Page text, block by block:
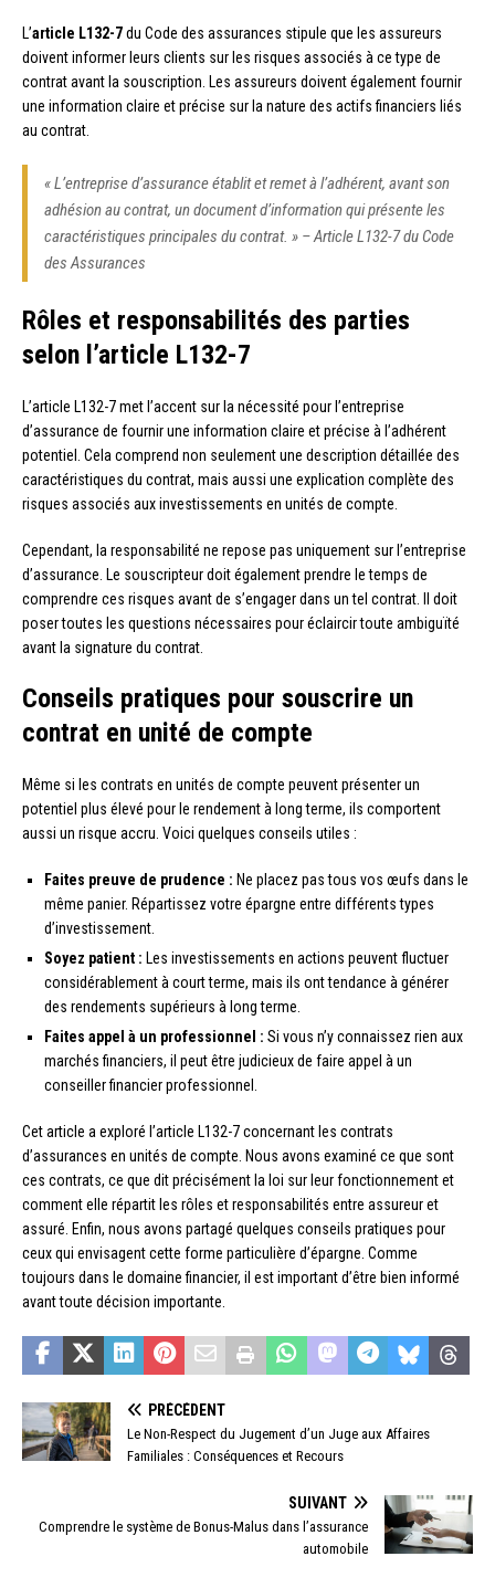
L’article L132-7du Code des assurances stipule que les assureurs
doivent informer leurs clients sur les risques associés à ce type de
contrat avant la souscription. Les assureurs doivent également fournir
une information claire et précise sur la nature des actifs financiers liés
au contrat.
« L’entreprise d’assurance établit et remet à l’adhérent, avant son
adhésion au contrat, un document d’information qui présente les
caractéristiques principales du contrat. » – Article L132-7 du Code
des Assurances
Rôles et responsabilités des parties
selon l’article L132-7
L’article L132-7 met l’accent sur la nécessité pour l’entreprise
d’assurance de fournir une information claire et précise à l’adhérent
potentiel. Cela comprend non seulement une description détaillée des
caractéristiques du contrat, mais aussi une explication complète des
risques associés aux investissements en unités de compte.
Cependant, la responsabilité ne repose pas uniquement sur l’entreprise
d’assurance. Le souscripteur doit également prendre le temps de
comprendre ces risques avant de s’engager dans un tel contrat. Il doit
poser toutes les questions nécessaires pour éclaircir toute ambiguïté
avant la signature du contrat.
Conseils pratiques pour souscrire un
contrat en unité de compte
Même si les contrats en unités de compte peuvent présenter un
potentiel plus élevé pour le rendement à long terme, ils comportent
aussi un risque accru. Voici quelques conseils utiles :
Faites preuve de prudence : Ne placez pas tous vos œufs dans le
même panier. Répartissez votre épargne entre différents types
d’investissement.
Soyez patient : Les investissements en actions peuvent fluctuer
considérablement à court terme, mais ils ont tendance à générer
des rendements supérieurs à long terme.
Faites appel à un professionnel : Si vous n’y connaissez rien aux
marchés financiers, il peut être judicieux de faire appel à un
conseiller financier professionnel.
Cet article a exploré l’article L132-7 concernant les contrats
d’assurances en unités de compte. Nous avons examiné ce que sont
ces contrats, ce que dit précisément la loi sur leur fonctionnement et
comment elle répartit les rôles et responsabilités entre assureur et
assuré. Enfin, nous avons partagé quelques conseils pratiques pour
ceux qui envisagent cette forme particulière d’épargne. Comme
toujours dans le domaine financier, il est important d’être bien informé
avant toute décision importante.
PRÉCÉDENT
Le Non-Respect du Jugement d’un Juge aux Affaires
Familiales : Conséquences et Recours
SUIVANT
Comprendre le système de Bonus-Malus dans l’assurance
automobile